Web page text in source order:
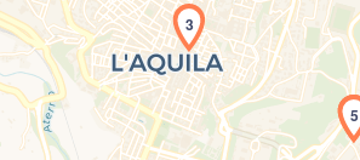
Caricamento della carta in
3
4
5